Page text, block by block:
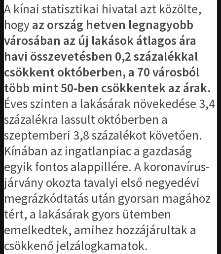
A kínai statisztikai hivatal azt közölte,
hogyaz ország hetven legnagyobb
városában az új lakások átlagos ára
havi összevetésben 0,2 százalékkal
csökkent októberben, a 70 városból
több mint 50-ben csökkentek az árak.
Éves szinten a lakásárak növekedése 3,4
százalékra lassult októberben a
szeptemberi 3,8 százalékot követően.
Kínában az ingatlanpiac a gazdaság
egyik fontos alappillére. A koronavírus-
járvány okozta tavalyi első negyedévi
megrázkódtatás után gyorsan magához
tért, a lakásárak gyors ütemben
emelkedtek, amihez hozzájárultak a
csökkenő jelzálogkamatok.